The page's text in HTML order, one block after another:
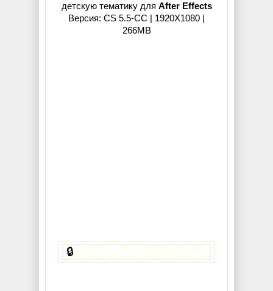
детскую тематику для After Effects
Версия: CS 5.5-CC | 1920X1080 |
266MB
🔒